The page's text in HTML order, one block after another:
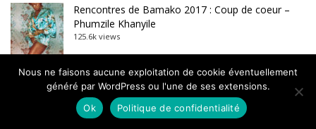
Rencontres de Bamako 2017 : Coup de coeur –
Phumzile Khanyile
125.6k views
La photographie post-mortem, une tradition
disparue
39.1k views
Nous ne faisons aucune exploitation de cookie éventuellement
généré par WordPress ou l'une de ses extensions.
Ok
Politique de confidentialité